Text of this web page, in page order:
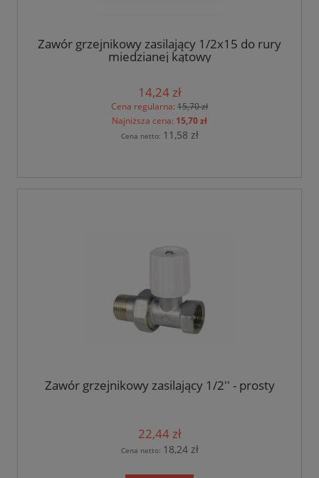
Zawór grzejnikowy zasilający 1/2x15 do rury
miedzianej kątowy
14,24 zł
Cena regularna: 15,70 zł
Najniższa cena: 15,70 zł
Cena netto: 11,58 zł
Zawór grzejnikowy zasilający 1/2'' - prosty
22,44 zł
Cena netto: 18,24 zł